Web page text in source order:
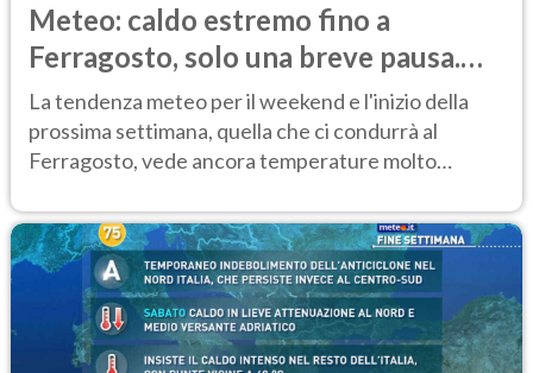
Meteo: caldo estremo fino a
Ferragosto, solo una breve pausa.
Ecco dove
La tendenza meteo per il weekend e l'inizio della
prossima settimana, quella che ci condurrà al
Ferragosto, vede ancora temperature molto